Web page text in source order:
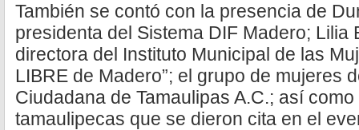
También se contó con la presencia de
presidenta del Sistema DIF Madero; Lilia
directora del Instituto Municipal de las
LIBRE de Madero”; el grupo de mujeres
Ciudadana de Tamaulipas A.C.; así
tamaulipecas que se dieron cita en el